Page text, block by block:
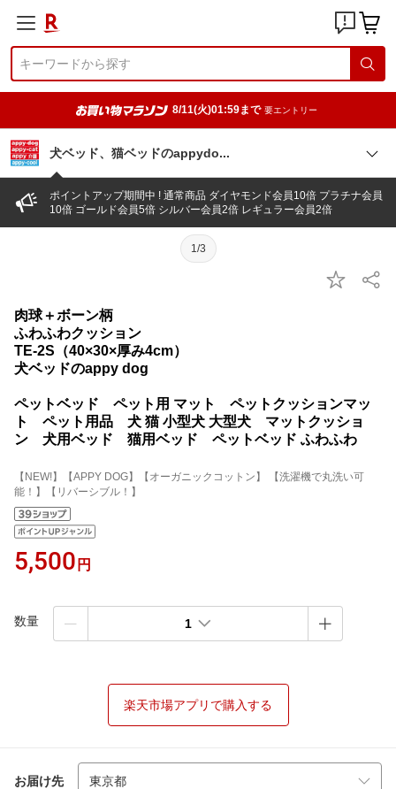
8/11(火)01:59まで 要エントリー
犬ベッド、猫ベッドのappydo
ポイントアップ期間中 ! 通常商品 ダイヤモンド会員10倍 プラチナ会員
10倍 ゴールド会員5倍 シルバー会員2倍 レギュラー会員2倍
1/3
肉球＋ボーン柄
ふわふわクッション
TE-2S（40×30×厚み4cm）
犬ベッドのappy dog
ペットベッド ペット用 マット ペットクッションマッ
ト ペット用品 犬 猫 小型犬 大型犬 マットクッショ
ン 犬用ベッド 猫用ベッド ペットベッド ふわふわ
【NEW!】【APPY DOG】【オーガニックコットン】 【洗濯機で丸洗い可
能！】【リバーシブル！】
5,500 円
数量 1
楽天市場アプリで購入する
お届け先